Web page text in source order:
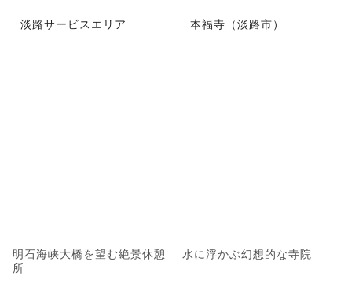
淡路サービスエリア
明石海峡大橋を望む絶景休憩
所
本福寺（淡路市）
水に浮かぶ幻想的な寺院